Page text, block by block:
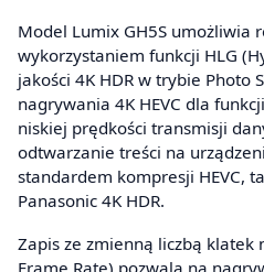
Model Lumix GH5S umożliwia
wykorzystaniem funkcji HLG
jakości 4K HDR w trybie Photo
nagrywania 4K HEVC dla
niskiej prędkości transmisji
odtwarzanie treści na
standardem kompresji HEVC,
Panasonic 4K HDR.
Zapis ze zmienną liczbą klatek